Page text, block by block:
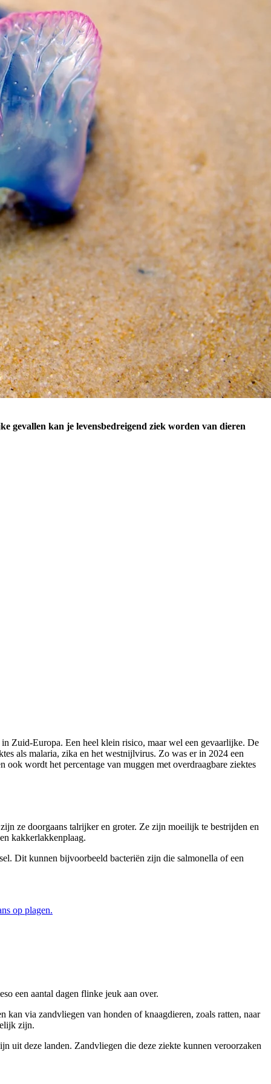
gevallen kan je levensbedreigend ziek worden van dieren
Zuid-Europa. Een heel klein risico, maar wel een gevaarlijke. De
als malaria, zika en het westnijlvirus. Zo was er in 2024 een
wordt het percentage van muggen met overdraagbare ziektes
ze doorgaans talrijker en groter. Ze zijn moeilijk te bestrijden en
kakkerlakkenplaag.
Dit kunnen bijvoorbeeld bacteriën zijn die salmonella of een
op plagen.
een aantal dagen flinke jeuk aan over.
kan via zandvliegen van honden of knaagdieren, zoals ratten, naar
zijn.
uit deze landen. Zandvliegen die deze ziekte kunnen veroorzaken